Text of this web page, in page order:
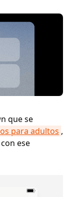
que se
para adultos ,
ese